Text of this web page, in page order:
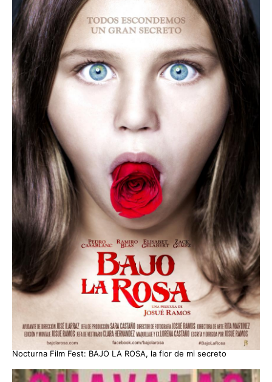
Nocturna Film Fest: BAJO LA ROSA, la flor de mi secreto